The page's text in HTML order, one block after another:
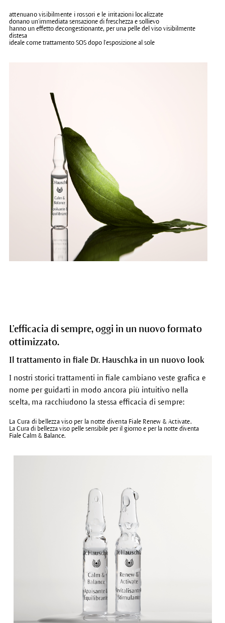
attenuano visibilmente i rossori e le irritazioni localizzate
donano un’immediata sensazione di freschezza e sollievo
hanno un effetto decongestionante, per una pelle del viso visibilmente
distesa
ideale come trattamento SOS dopo l'esposizione al sole
L’efficacia di sempre, oggi in un nuovo formato
ottimizzato.
Il trattamento in fiale Dr. Hauschka in un nuovo look
I nostri storici trattamenti in fiale cambiano veste grafica e
nome per guidarti in modo ancora più intuitivo nella
scelta, ma racchiudono la stessa efficacia di sempre:
La Cura di bellezza viso per la notte diventa Fiale Renew & Activate.
La Cura di bellezza viso pelle sensibile per il giorno e per la notte diventa
Fiale Calm & Balance.